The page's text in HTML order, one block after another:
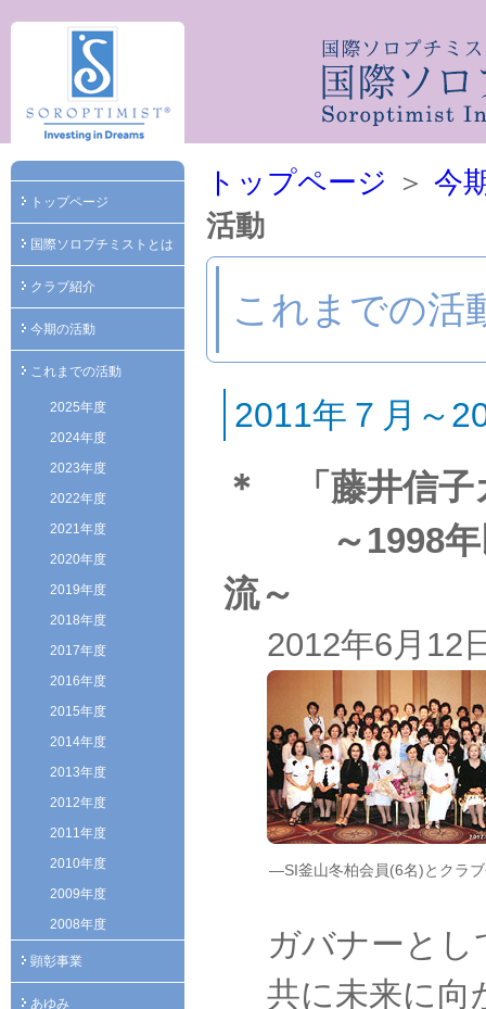
トップページ
国際ソロプチミストとは
クラブ紹介
今期の活動
これまでの活動
2025年度
2024年度
2023年度
2022年度
2021年度
2020年度
2019年度
2018年度
2017年度
2016年度
2015年度
2014年度
2013年度
2012年度
2011年度
2010年度
2009年度
2008年度
顕彰事業
あゆみ
トップページ ＞ 今
活動
これまでの活
2011年７月～
＊ 「藤井信子
～1998年以
流～
2012年6月
―SI釜山冬柏会員(6名)とクラ
ガバナーとし
共に未来に向